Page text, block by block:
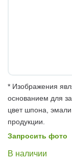
* Изображения
основанием для
цвет шпона, эмали
продукции.
Запросить фото
В наличии